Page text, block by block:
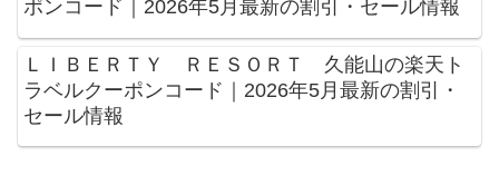
ポンコード｜2026年5月最新の割引・セール情報
ＬＩＢＥＲＴＹ ＲＥＳＯＲＴ 久能山の楽天ト
ラベルクーポンコード｜2026年5月最新の割引・
セール情報